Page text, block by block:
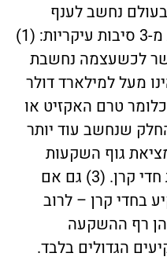
נחשב לענף
ייחודי ומבוקש במיוחד וזאת מ-3 סיבות עיקריות: (1)
לכשעצמה נחשבת
מעל למילארד דולר
טרם האקזיט או
לציבור). (2) החלק שנחשב עוד יותר
גוף השקעות
שמאפשר השקעות בחברות חדי קרן. (3) גם אם
בחדי קרן – לרוב
רף ההשקעה
הגדולים בלבד.